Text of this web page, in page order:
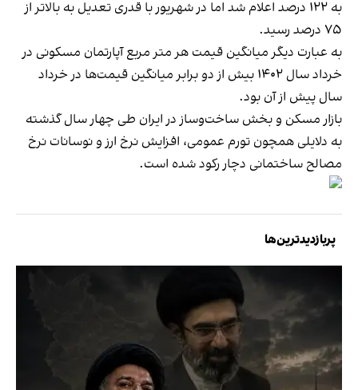
به ۱۲۲ درصد اعلام شد اما در شهریور با قدری تعدیل به بالاتر از
۷۵ درصد رسید.
به عبارت دیگر میانگین قیمت هر متر مربع آپارتمان مسکونی در
خرداد سال ١۴٠٢ بیش از دو برابر میانگین قیمت‌ها در خرداد
سال پیش از آن بود.
بازار مسکن و بخش ساخت‌وساز در ایران طی چهار سال گذشته
به دلایلی همچون تورم عمومی، افزایش نرخ ارز و نوسانات نرخ
مصالح ساختمانی دچار رکود شده است.
پربازدیدترین‌ها